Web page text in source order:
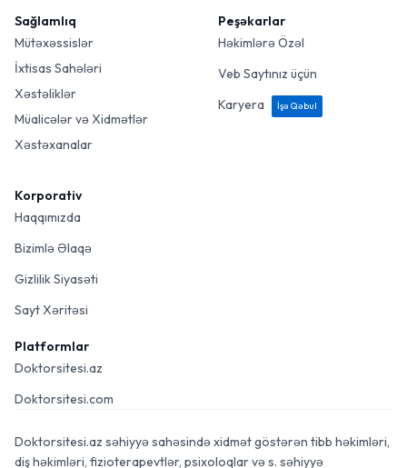
Sağlamlıq
Mütəxəssislər
İxtisas Sahələri
Xəstəliklər
Müalicələr və Xidmətlər
Xəstəxanalar
Peşəkarlar
Həkimlərə Özəl
Veb Saytınız üçün
Karyera
İşə Qəbul
Korporativ
Haqqımızda
Bizimlə Əlaqə
Gizlilik Siyasəti
Sayt Xəritəsi
Platformlar
Doktorsitesi.az
Doktorsitesi.com
Doktorsitesi.az səhiyyə sahəsində xidmət göstərən tibb həkimləri,
diş həkimləri, fizioterapevtlər, psixoloqlar və s. səhiyyə